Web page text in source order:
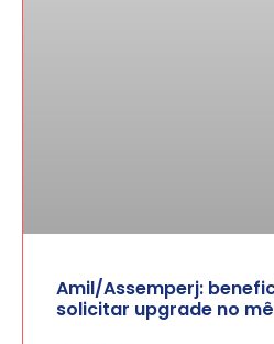
Amil/Assemperj:
solicitar upgrade no